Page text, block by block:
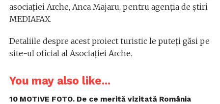
asociației Arche, Anca Majaru, pentru agenția de știri
MEDIAFAX.
Detaliile despre acest proiect turistic le puteți găsi pe
site-ul oficial al Asociației Arche.
You may also like...
10 MOTIVE FOTO. De ce merită vizitată România